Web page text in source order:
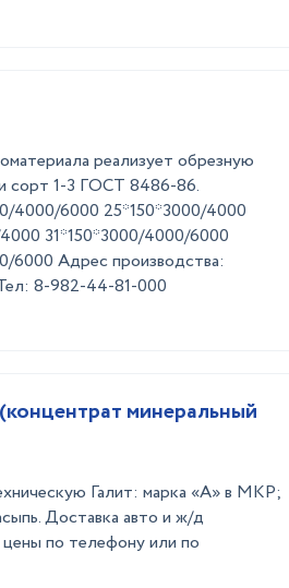
реализует обрезную
сорт 1-3 ГОСТ 8486-86.
4000/6000 25*150*3000/4000
31*150*3000/4000/6000
6000 Адрес производства:
8-982-44-81-000
минеральный
Галит: марка «А» в МКР;
Доставка авто и ж/д
по телефону или по